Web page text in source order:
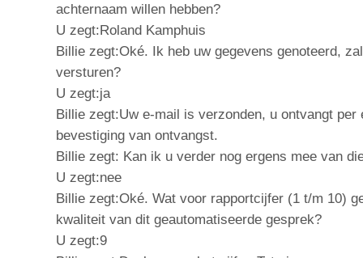
achternaam willen hebben?
U zegt:Roland Kamphuis
Billie zegt:Oké. Ik heb uw gegevens genoteerd,
versturen?
U zegt:ja
Billie zegt:Uw e-mail is verzonden, u ontvangt per
bevestiging van ontvangst.
Billie zegt: Kan ik u verder nog ergens mee van
U zegt:nee
Billie zegt:Oké. Wat voor rapportcijfer (1 t/m 10)
kwaliteit van dit geautomatiseerde gesprek?
U zegt:9